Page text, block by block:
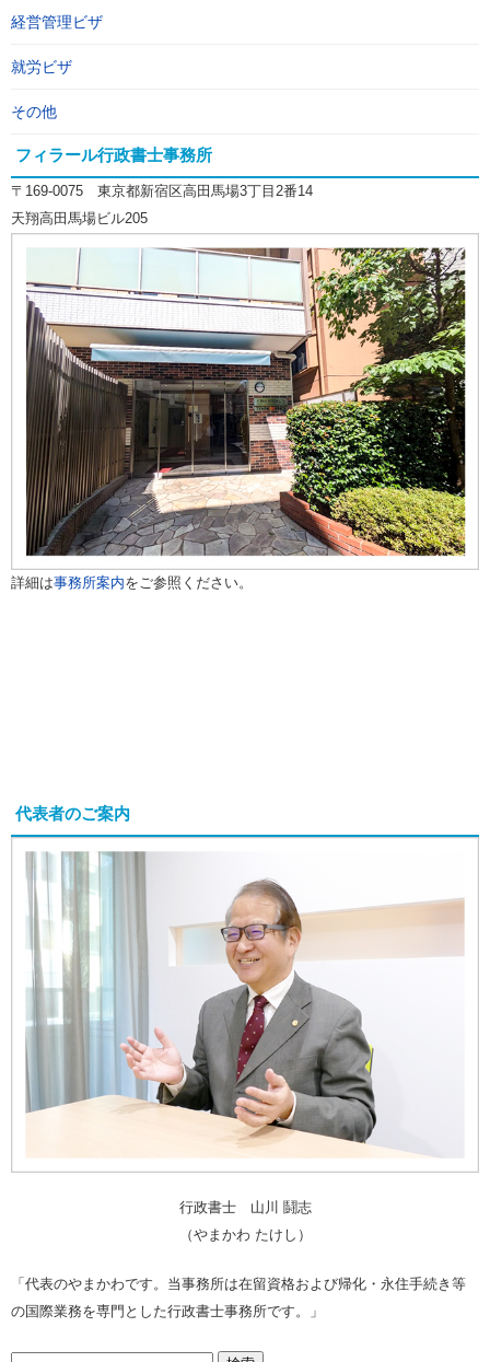
経営管理ビザ
就労ビザ
その他
フィラール行政書士事務所
〒169-0075 東京都新宿区高田馬場3丁目2番14
天翔高田馬場ビル205
詳細は事務所案内をご参照ください。
代表者のご案内
行政書士 山川 鬪志
（やまかわ たけし）
「代表のやまかわです。当事務所は在留資格および帰化・永住手続き等
の国際業務を専門とした行政書士事務所です。」